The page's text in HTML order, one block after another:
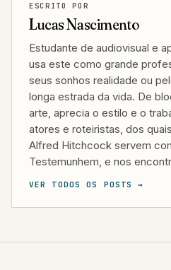
ESCRITO POR
Lucas Nascimento
Estudante de audiovisual e
usa este como grande
seus sonhos realidade ou
longa estrada da vida. De
arte, aprecia o estilo e o
atores e roteiristas, dos
Alfred Hitchcock servem
Testemunhem, e nos
VER TODOS OS POSTS →